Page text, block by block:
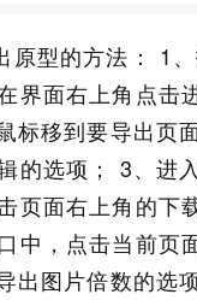
原型的方法： 1
界面右上角点击
标移到要导出页
的选项； 3、进
页面右上角的下
中，点击当前页
出图片倍数的选